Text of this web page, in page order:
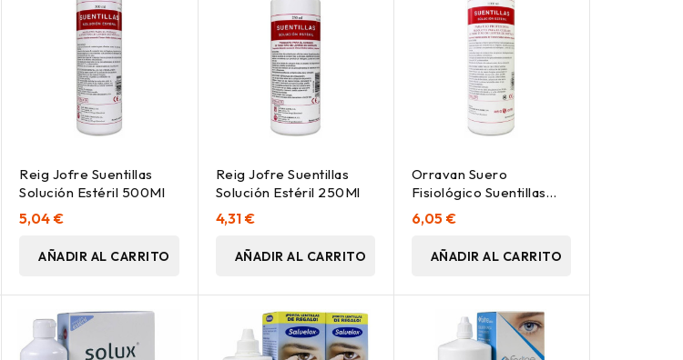
Reig Jofre Suentillas
Solución Estéril 500Ml
5,04 €
AÑADIR AL CARRITO
Reig Jofre Suentillas
Solución Estéril 250Ml
4,31 €
AÑADIR AL CARRITO
Orravan Suero
Fisiológico Suentillas
1000Ml
6,05 €
AÑADIR AL CARRITO